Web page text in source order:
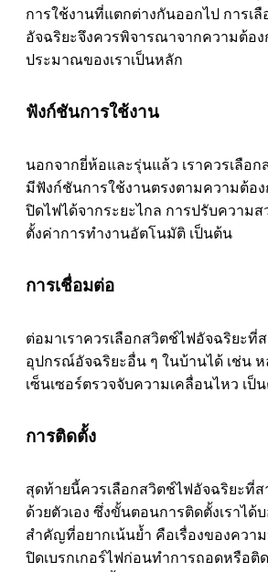
การใช้งานที่แตกต่างกันออกไป การเ
อัจฉริยะจึงควรพิจารณาจากความต้อง
ประมาณของเราเป็นหลัก
ฟังก์ชันการใช้งาน
นอกจากยี่ห้อและรุ่นแล้ว เราควรเลือ
มีฟังก์ชันการใช้งานตรงตามความต้อง
ปิดไฟได้จากระยะไกล การปรับความส
ตั้งค่าการทำงานอัตโนมัติ เป็นต้น
การเชื่อมต่อ
ต่อมาเราควรเลือกสวิตช์ไฟอัจฉริยะที่
อุปกรณ์อัจฉริยะอื่น ๆ ในบ้านได้ เช่น
เซ็นเซอร์ตรวจจับความเคลื่อนไหว เป็
การติดตั้ง
สุดท้ายนี้ควรเลือกสวิตช์ไฟอัจฉริยะที่ส
ด้วยตัวเอง ซึ่งขั้นตอนการติดตั้งเราได้
สำคัญที่อยากเน้นย้ำ คือเรื่องของควา
ปิดเบรกเกอร์ไฟก่อนทำการถอดหรือติ